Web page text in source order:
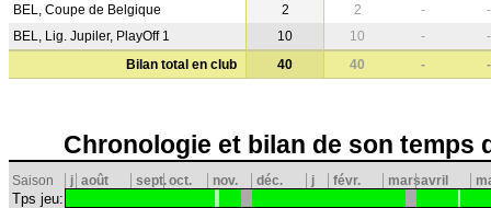
BEL, Coupe de Belgique
2 2 -
-
BEL, Lig. Jupiler, PlayOff 1
10 10 -
-
Bilan total en club
40 40 - -
Chronologie et bilan de son temps
Saison j août sept.oct. nov. déc. j févr. marsavril
Tps jeu: